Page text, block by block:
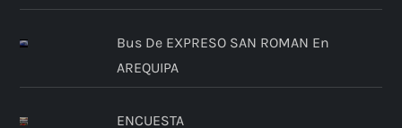
Bus De EXPRESO SAN ROMAN En
AREQUIPA
ENCUESTA